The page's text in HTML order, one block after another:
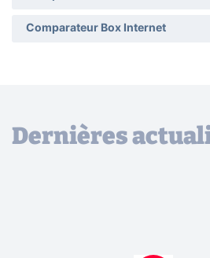
Comparateur Box Internet
Dernières